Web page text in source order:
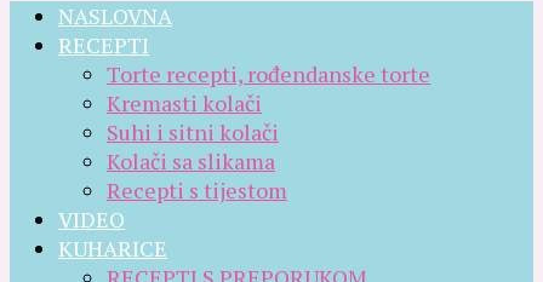
NASLOVNA
RECEPTI
Torte recepti, rođendanske torte
Kremasti kolači
Suhi i sitni kolači
Kolači sa slikama
Recepti s tijestom
VIDEO
KUHARICE